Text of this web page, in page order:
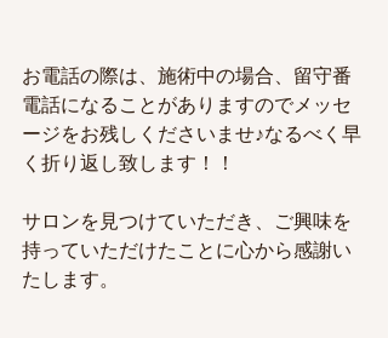
お電話の際は、施術中の場合、留守番
電話になることがありますのでメッセ
ージをお残しくださいませ♪なるべく早
く折り返し致します！！
サロンを見つけていただき、ご興味を
持っていただけたことに心から感謝い
たします。